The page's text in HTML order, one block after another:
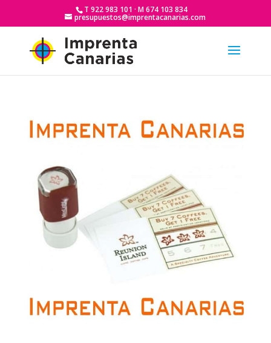
T 922 983 101 · M 674 103 834
presupuestos@imprentacanarias.com